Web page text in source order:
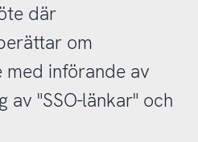
där
om
införande av
av "SSO-länkar" och